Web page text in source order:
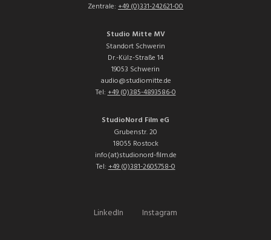
Zentrale: +49 (0)331-242621-00
Studio Mitte MV
Standort Schwerin
Dr.-Külz-Straße 14
19053 Schwerin
audio@studiomitte.de
Tel:+49 (0)385-4893586-0
StudioNord Film eG
Grubenstr. 20
18055 Rostock
info(at)studionord-film.de
Tel:+49 (0)381-2605758-0
LinkedIn Instagram